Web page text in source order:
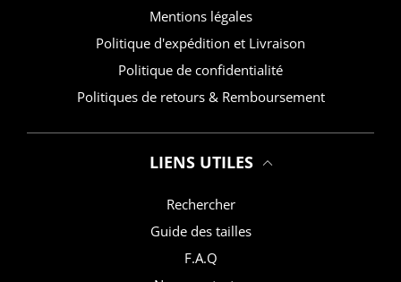
Mentions légales
Politique d'expédition et Livraison
Politique de confidentialité
Politiques de retours & Remboursement
LIENS UTILES
Rechercher
Guide des tailles
F.A.Q